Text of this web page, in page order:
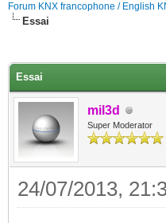
Forum KNX francophone / English
Essai
Essai
mil3d
Super Moderator
24/07/2013,